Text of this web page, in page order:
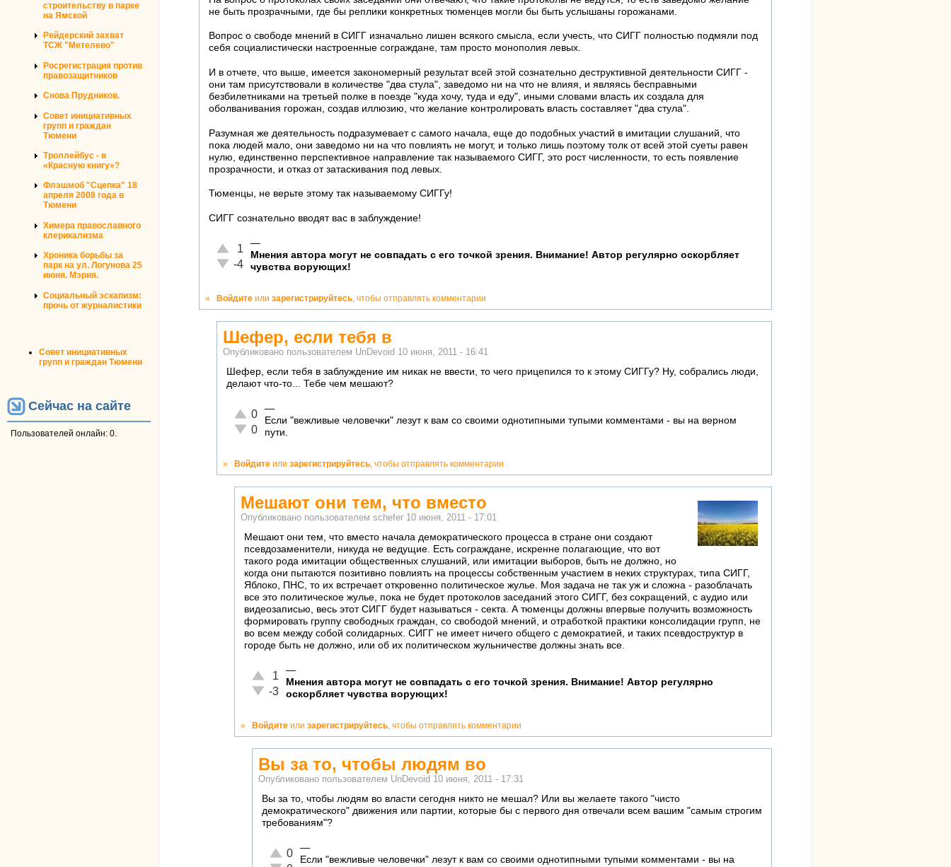
строительству в парке
на Ямской
Рейдерский захват
ТСЖ "Метелево"
Росрегистрация против
правозащитников
Снова Прудников.
Совет инициативных
групп и граждан
Тюмени
Троллейбус - в
«Красную книгу»?
Флэшмоб "Сцепка" 18
апреля 2008 года в
Тюмени
Химера православного
клерикализма
Хроника борьбы за
парк на ул. Логунова 25
июня. Мэрия.
Социальный эскапизм:
прочь от журналистики
Совет инициативных
групп и граждан Тюмени
Сейчас на сайте
Пользователей онлайн: 0.
не быть прозрачными, где бы реплики конкретных тюменцев могли бы быть услышаны горожанами.
Вопрос о свободе мнений в СИГГ изначально лишен всякого смысла, если учесть, что СИГГ полностью подмяли под
себя социалистически настроенные сограждане, там просто монополия левых.
И в отчете, что выше, имеется закономерный результат всей этой сознательно деструктивной деятельности СИГГ -
они там присутствовали в количестве "два стула", заведомо ни на что не влияя, и являясь бесправными
безбилетниками на третьей полке в поезде "куда хочу, туда и еду", иными словами власть их создала для
оболванивания горожан, создав иллюзию, что желание контролировать власть составляет "два стула".
Разумная же деятельность подразумевает с самого начала, еще до подобных участий в имитации слушаний, что
пока людей мало, они заведомо ни на что повлиять не могут, и только лишь поэтому толк от всей этой суеты равен
нулю, единственно перспективное направление так называемого СИГГ, это рост численности, то есть появление
прозрачности, и отказ от затаскивания под левых.
Тюменцы, не верьте этому так называемому СИГГу!
СИГГ сознательно вводят вас в заблуждение!
Отлично!
1
Неадекватно!
-4
—
Мнения автора могут не совпадать с его точкой зрения. Внимание! Автор регулярно оскорбляет
чувства ворующих!
» Войдите или зарегистрируйтесь, чтобы отправлять комментарии
Шефер, если тебя в
Опубликовано пользователем UnDevoid 10 июня, 2011 - 16:41
Шефер, если тебя в заблуждение им никак не ввести, то чего прицепился то к этому СИГГу? Ну, собрались люди,
делают что-то... Тебе чем мешают?
Отлично!
0
Неадекватно!
0
—
Если "вежливые человечки" лезут к вам со своими однотипными тупыми комментами - вы на верном
пути.
» Войдите или зарегистрируйтесь, чтобы отправлять комментарии
Мешают они тем, что вместо
Опубликовано пользователем schefer 10 июня, 2011 - 17:01
Мешают они тем, что вместо начала демократического процесса в стране они создают
псевдозаменители, никуда не ведущие. Есть сограждане, искренне полагающие, что вот
такого рода имитации общественных слушаний, или имитации выборов, быть не должно, но
когда они пытаются позитивно повлиять на процессы собственным участием в неких структурах, типа СИГГ,
Яблоко, ПНС, то их встречает откровенно политическое жулье. Моя задача не так уж и сложна - разоблачать
все это политическое жулье, пока не будет протоколов заседаний этого СИГГ, без сокращений, с аудио или
видеозаписью, весь этот СИГГ будет называться - секта. А тюменцы должны впервые получить возможность
формировать группу свободных граждан, со свободой мнений, и отработкой практики консолидации групп, не
во всем между собой солидарных. СИГГ не имеет ничего общего с демократией, и таких псевдоструктур в
городе быть не должно, или об их политическом жульничестве должны знать все.
Отлично!
1
Неадекватно!
-3
—
Мнения автора могут не совпадать с его точкой зрения. Внимание! Автор регулярно
оскорбляет чувства ворующих!
» Войдите или зарегистрируйтесь, чтобы отправлять комментарии
Вы за то, чтобы людям во
Опубликовано пользователем UnDevoid 10 июня, 2011 - 17:31
Вы за то, чтобы людям во власти сегодня никто не мешал? Или вы желаете такого "чисто
демократического" движения или партии, которые бы с первого дня отвечали всем вашим "самым строгим
требованиям"?
Отлично!
0
—
Если "вежливые человечки" лезут к вам со своими однотипными тупыми комментами - вы на